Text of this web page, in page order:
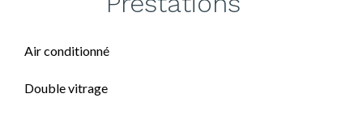
Air conditionné
Double vitrage